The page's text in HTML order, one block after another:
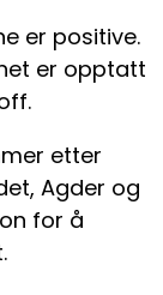
er positive.
er opptatt
etter
Agder og
for å